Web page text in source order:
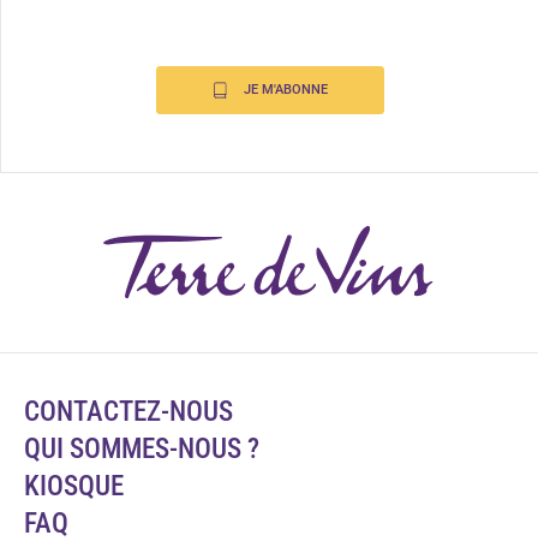
JE M'ABONNE
CONTACTEZ-NOUS
QUI SOMMES-NOUS ?
KIOSQUE
FAQ